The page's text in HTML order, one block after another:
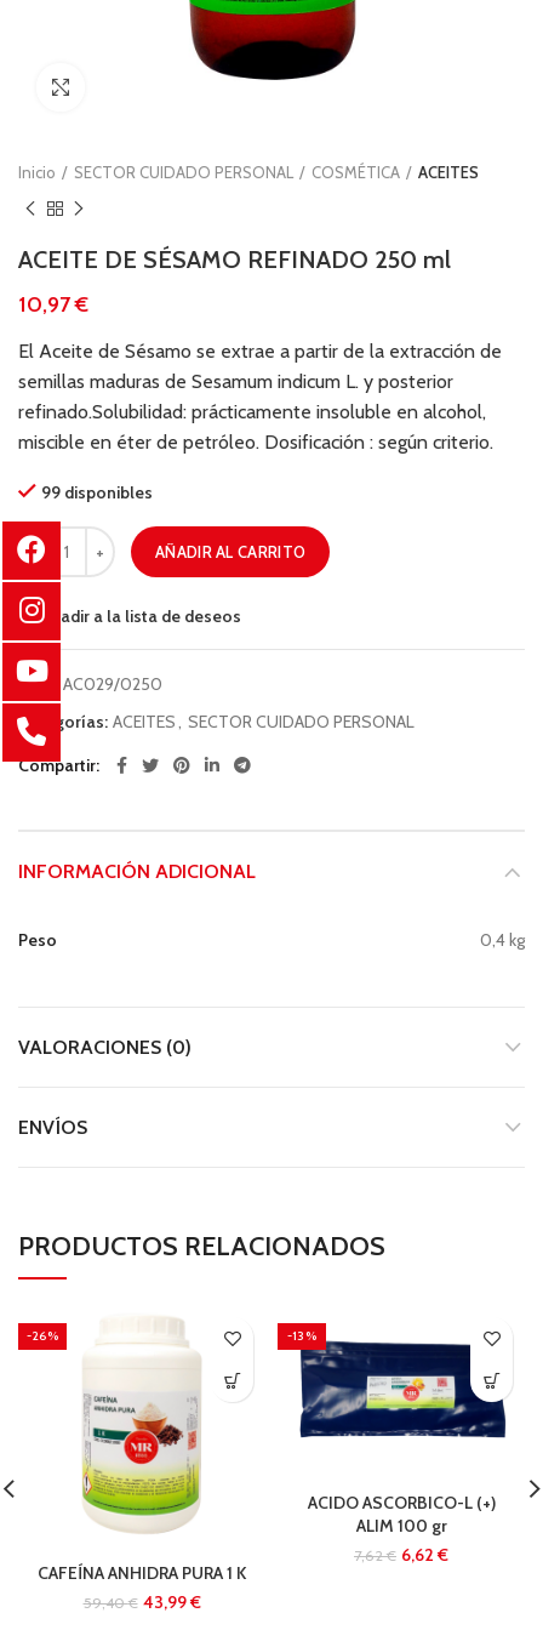
Inicio SECTOR CUIDADO PERSONAL COSMÉTICA ACEITES
ACEITE DE SÉSAMO REFINADO 250 ml
€
El Aceite de Sésamo se extrae a partir de la extracción de
semillas maduras de Sesamum indicum L. y posterior
refinado.Solubilidad: prácticamente insoluble en alcohol,
miscible en éter de petróleo. Dosificación : según criterio.
99 disponibles
AÑADIR AL CARRITO
Añadir a la lista de deseos
COD: AC029/0250
Categorías: ACEITES, SECTOR CUIDADO PERSONAL
Compartir
INFORMACIÓN ADICIONAL
Peso 0,4 kg
VALORACIONES (0)
ENVÍOS
PRODUCTOS RELACIONADOS
-26%
CAFEÍNA ANHIDRA PURA 1 K
59,40€ 43,99€
-13%
ACIDO ASCORBICO-L (+)
ALIM 100 gr
7,62€ 6,62€